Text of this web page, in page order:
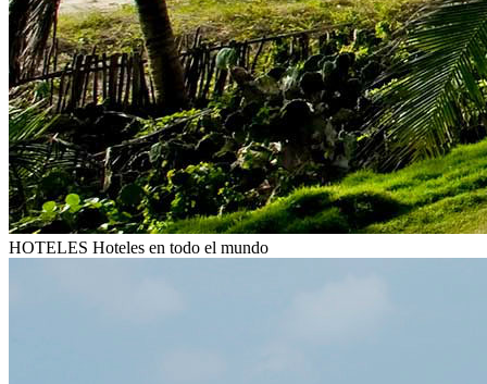
HOTELES Hoteles en todo el mundo